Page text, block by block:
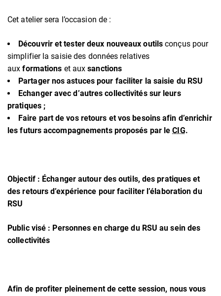
Cet atelier sera l’occasion de :
Découvrir et tester deux nouveaux outils conçus pour
simplifier la saisie des données relatives
auxformations et auxsanctions
Partager nos astucespour faciliter la saisie du RSU
Echanger avec d’autres collectivités sur leurs
pratiques ;
Faire part de vos retours et vos besoins afin d’enrichir
les futurs accompagnements proposés par leCIG.
Objectif: Échanger autour des outils, des pratiques et
des retours d’expérience pour faciliter l’élaboration du
RSU
Public visé : Personnes en charge du RSU au sein des
collectivités
Afin de profiter pleinement de cette session, nous vous